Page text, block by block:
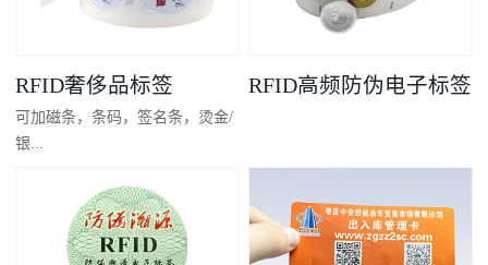
RFID奢侈品标签
可加磁条，条码，签名条，烫金/
银...
凸码，金/银底
RFID高频防伪电子标签